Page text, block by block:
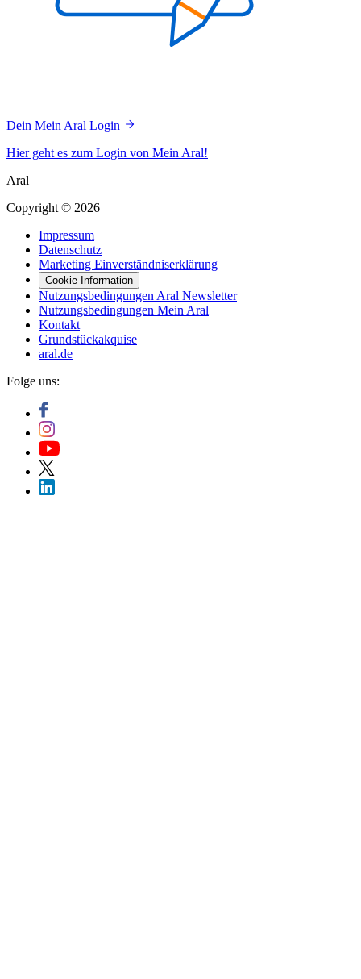
Dein Mein Aral Login
Hier geht es zum Login von Mein Aral!
Aral
Copyright © 2026
Impressum
Datenschutz
Marketing Einverständniserklärung
Cookie Information
Nutzungsbedingungen Aral Newsletter
Nutzungsbedingungen Mein Aral
Kontakt
Grundstückakquise
aral.de
Folge uns: